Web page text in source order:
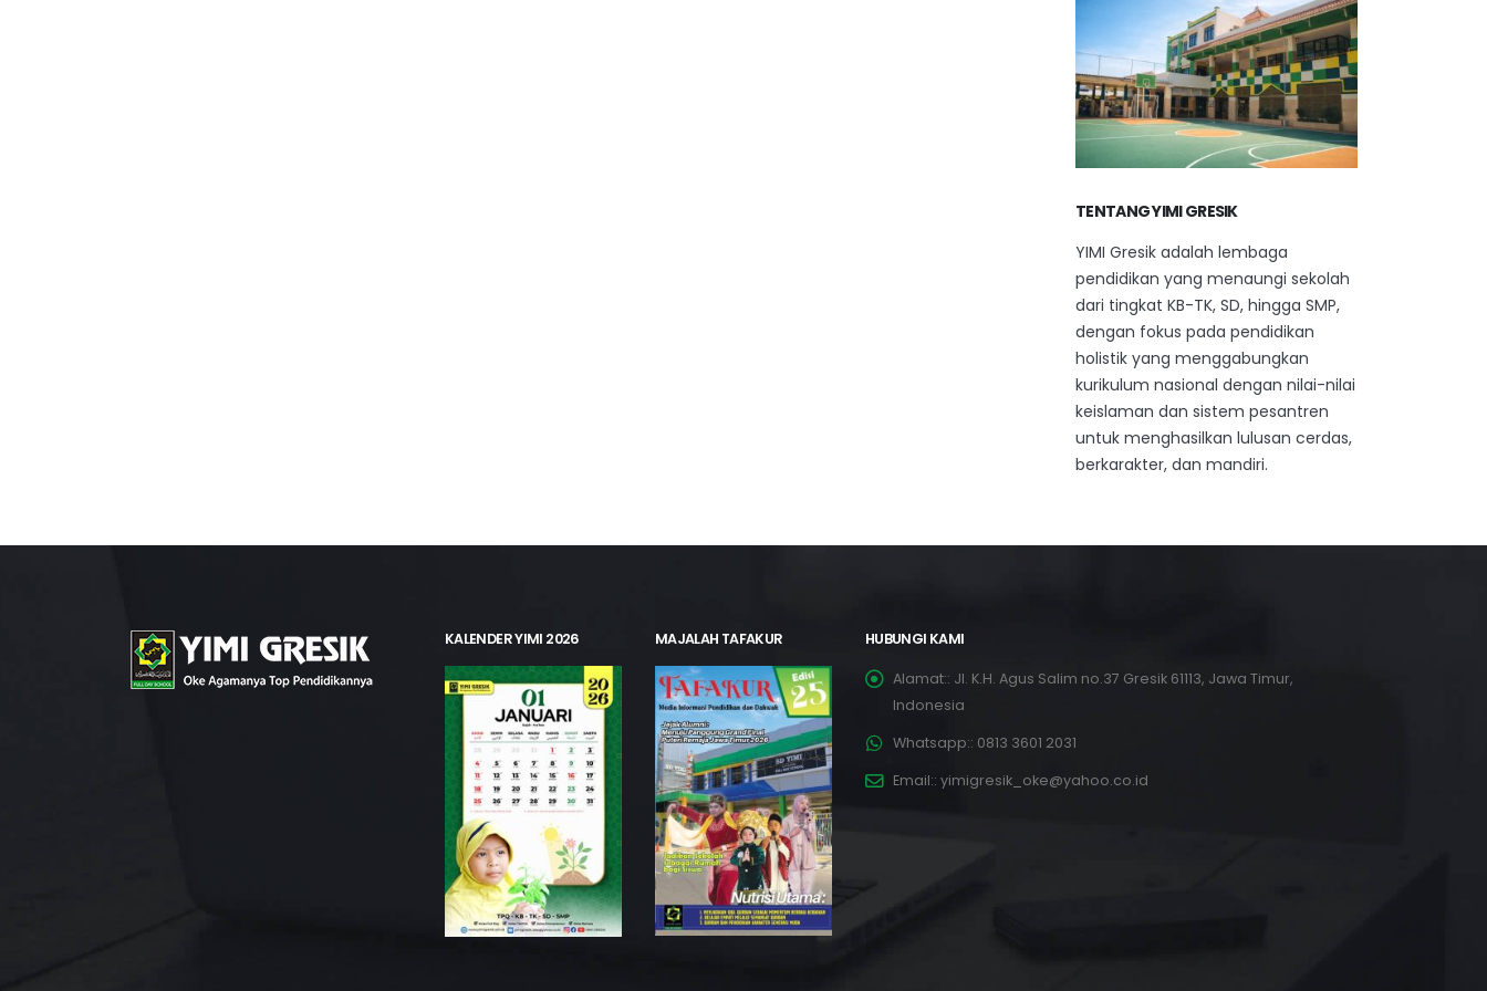
TENTANG YIMI GRESIK
YIMI Gresik adalah lembaga
pendidikan yang menaungi sekolah
dari tingkat KB-TK, SD, hingga SMP,
dengan fokus pada pendidikan
holistik yang menggabungkan
kurikulum nasional dengan nilai-nilai
keislaman dan sistem pesantren
untuk menghasilkan lulusan cerdas,
berkarakter, dan mandiri.
KALENDER YIMI 2026 MAJALAH TAFAKUR HUBUNGI KAMI
Alamat:: Jl. K.H. Agus Salim no.37 Gresik 61113, Jawa Timur,
Indonesia
Whatsapp:: 0813 3601 2031
Email:: yimigresik_oke@yahoo.co.id